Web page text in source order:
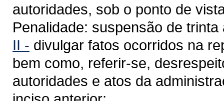
autoridades, sob o ponto de
Penalidade: suspensão de
II - divulgar fatos ocorridos na
bem como, referir-se,
autoridades e atos da